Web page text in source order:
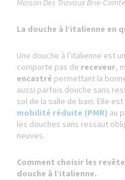
Maison Des Travaux Brie-
La douche à l’italienne en
Une douche à l’italienne est
comporte pas de receveur,
encastré permettant la
aussi parfois douche sans
sol de la salle de bain. Elle
mobilité réduite (PMR) au
les douches sans ressaut
neuves.
Comment choisir les
douche à l’italienne.